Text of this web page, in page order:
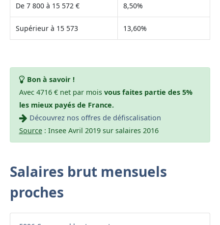
De 7 800 à 15 572 € 8,50%
Supérieur à 15 573 13,60%
Bon à savoir !
Avec 4716 € net par mois vous faites partie des 5%
les mieux payés de France.
Découvrez nos offres de défiscalisation
Source: Insee Avril 2019 sur salaires 2016
Salaires brut mensuels
proches